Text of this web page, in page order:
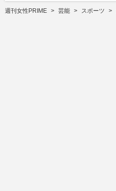
週刊女性PRIME 芸能 スポーツ